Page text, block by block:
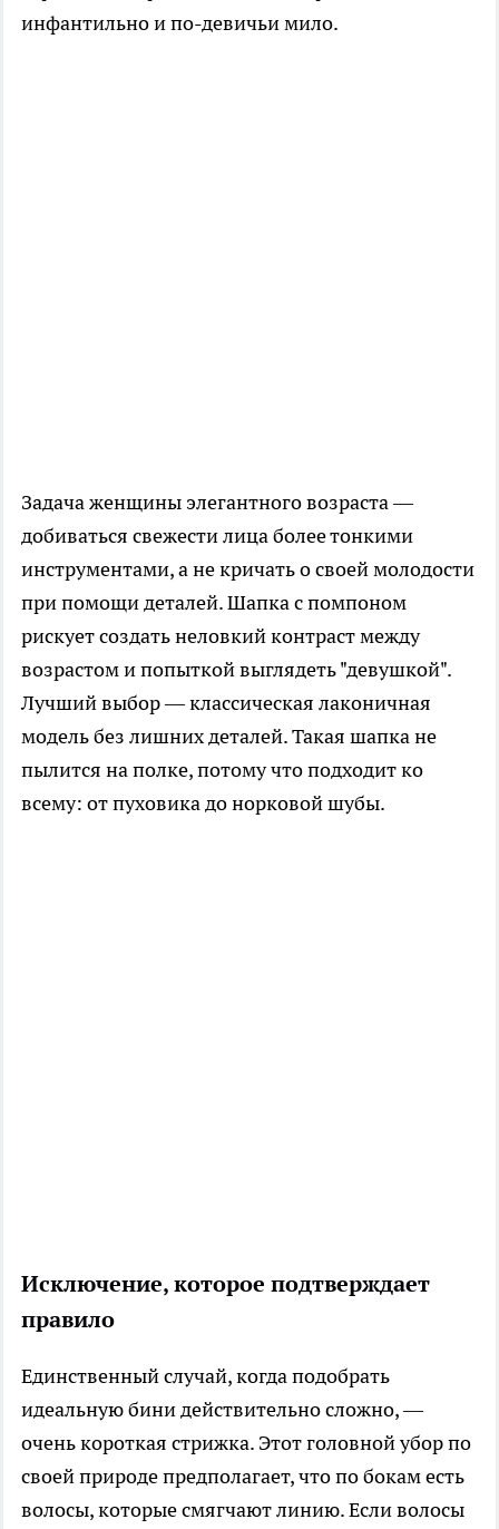
инфантильно и по-девичьи мило.
Задача женщины элегантного возраста —
добиваться свежести лица более тонкими
инструментами, а не кричать о своей молодости
при помощи деталей. Шапка с помпоном
рискует создать неловкий контраст между
возрастом и попыткой выглядеть "девушкой".
Лучший выбор — классическая лаконичная
модель без лишних деталей. Такая шапка не
пылится на полке, потому что подходит ко
всему: от пуховика до норковой шубы.
Исключение, которое подтверждает
правило
Единственный случай, когда подобрать
идеальную бини действительно сложно, —
очень короткая стрижка. Этот головной убор по
своей природе предполагает, что по бокам есть
волосы, которые смягчают линию. Если волосы